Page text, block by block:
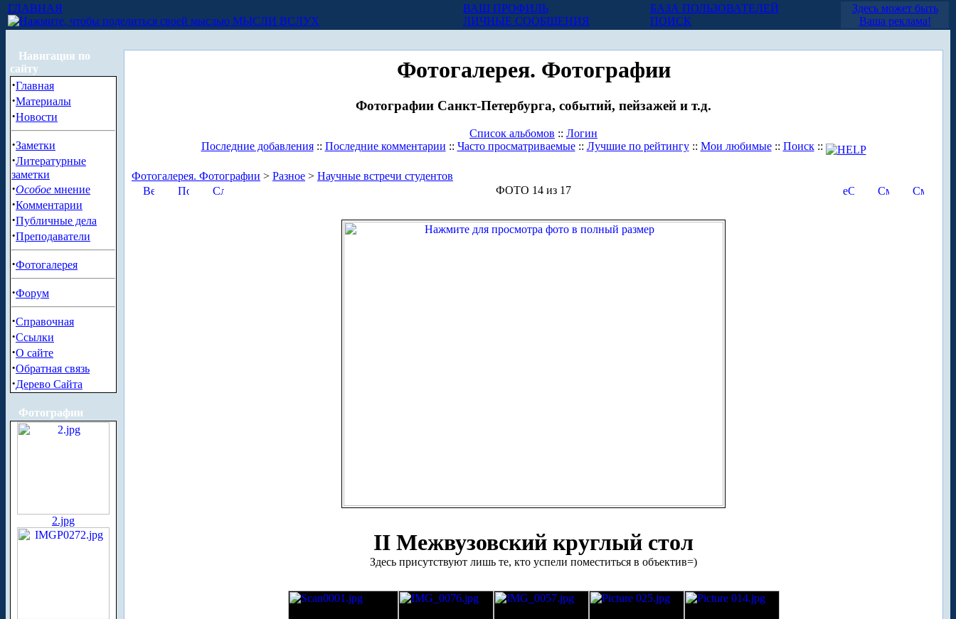
ГЛАВНАЯ
МЫСЛИ ВСЛУХ
ВАШ ПРОФИЛЬ
ЛИЧНЫЕ СООБЩЕНИЯ
БАЗА ПОЛЬЗОВАТЕЛЕЙ
ПОИСК
Здесь может быть
Ваша реклама!
Навигация по
сайту
·Главная
·Материалы
·Новости
·Заметки
·Литературные
заметки
·Особое мнение
·Комментарии
·Публичные дела
·Преподаватели
·Фотогалерея
·Форум
·Справочная
·Ссылки
·О сайте
·Обратная связь
·Дерево Сайта
Фотографии
2.jpg
Фотогалерея. Фотографии
Фотографии Санкт-Петербурга, событий, пейзажей и т.д.
Список альбомов :: Логин
Последние добавления:: Последние комментарии :: Часто просматриваемые:: Лучшие по рейтингу:: Мои любимые:: Поиск::
Фотогалерея. Фотографии > Разное > Научные встречи студентов
ФОТО 14 из 17
II Межвузовский круглый стол
Здесь присутствуют лишь те, кто успели поместиться в объектив=)